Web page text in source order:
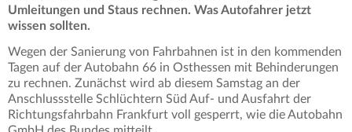
Umleitungen und Staus rechnen. Was Autofahrer jetzt
wissen sollten.
Wegen der Sanierung von Fahrbahnen ist in den kommenden
Tagen auf der Autobahn 66 in Osthessen mit Behinderungen
zu rechnen. Zunächst wird ab diesem Samstag an der
Anschlussstelle Schlüchtern Süd Auf- und Ausfahrt der
Richtungsfahrbahn Frankfurt voll gesperrt, wie die Autobahn